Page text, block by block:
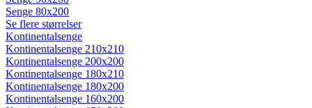
Senge 80x200
Se flere størrelser
Kontinentalsenge
Kontinentalsenge 210x210
Kontinentalsenge 200x200
Kontinentalsenge 180x210
Kontinentalsenge 180x200
Kontinentalsenge 160x200